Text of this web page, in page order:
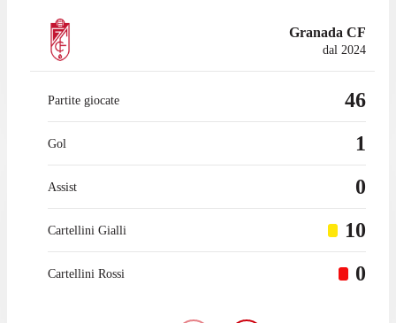
Granada CF
dal 2024
Partite giocate 46
Gol 1
Assist 0
Cartellini Gialli 10
Cartellini Rossi 0